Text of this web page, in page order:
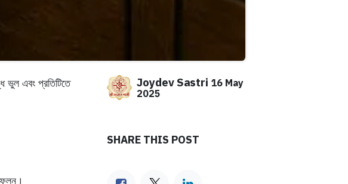
ভুলএবং প্রতিটিতে
Joydev Sastri 16 May
2025
SHARE THIS POST